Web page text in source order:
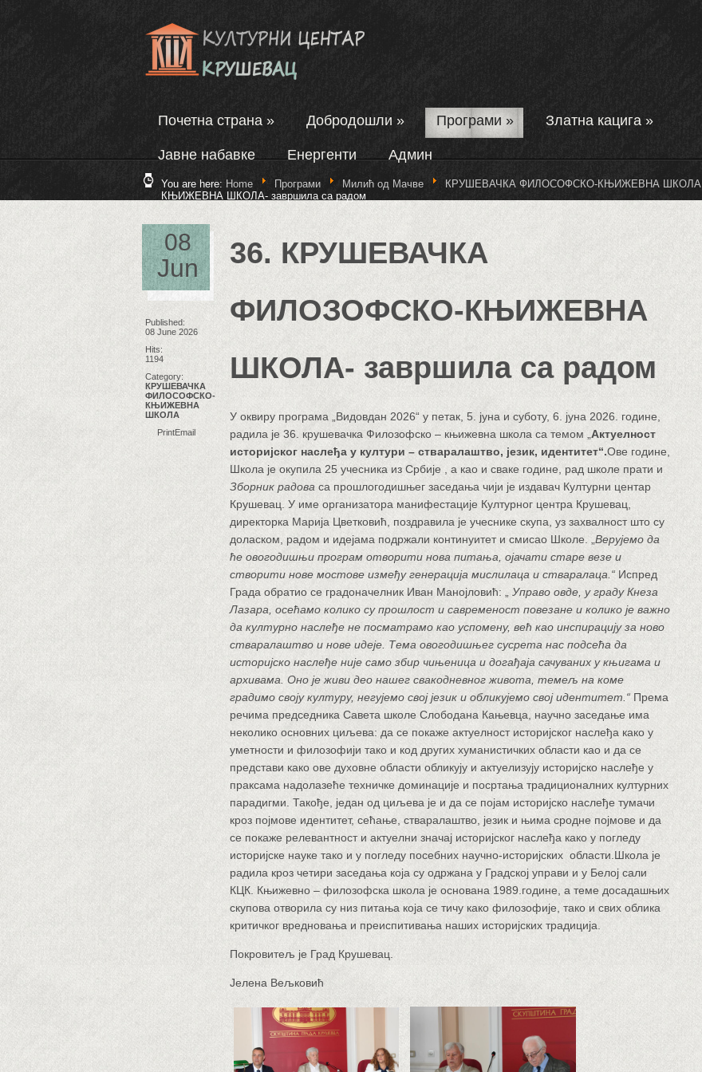
Почетна страна » Добродошли » Програми » Златна кацига »
Јавне набавке Енергенти Админ
You are here: Home Програми Милић од Мачве КРУШЕВАЧКА ФИЛОСОФСКО-КЊИЖЕВНА ШКОЛА
КЊИЖЕВНА ШКОЛА- завршила са радом
08
Jun
Published:
08 June 2026
Hits:
1194
Category:
КРУШЕВАЧКА
ФИЛОСОФСКО-
КЊИЖЕВНА
ШКОЛА
PrintEmail
36. КРУШЕВАЧКА
ФИЛОЗОФСКО-КЊИЖЕВНА
ШКОЛА- завршила са радом
У оквиру програма „Видовдан 2026“ у петак, 5. јуна и суботу, 6. јуна 2026. године,
радила је 36. крушевачка Филозофско – књижевна школа са темом „ Актуелност
историјског наслеђа у култури – стваралаштво, језик, идентитет“.Ове године,
Школа је окупила 25 учесника из Србије , а као и сваке године, рад школе прати и
Зборник радова са прошлогодишњег заседања чији је издавач Културни центар
Крушевац. У име организатора манифестације Културног центра Крушевац,
директорка Марија Цветковић, поздравила је учеснике скупа, уз захвалност што су
доласком, радом и идејама подржали континуитет и смисао Школе. „ Верујемо да
ће овогодишњи програм отворити нова питања, ојачати старе везе и
створити нове мостове између генерација мислилаца и стваралаца.“ Испред
Града обратио се градоначелник Иван Манојловић: „
Управо овде, у граду Кнеза
Лазара, осећамо колико су прошлост и савременост повезане и колико је важно
да културно наслеђе не посматрамо као успомену, већ као инспирацију за ново
стваралаштво и нове идеје. Тема овогодишњег сусрета нас подсећа да
историјско наслеђе није само збир чињеница и догађаја сачуваних у књигама и
архивама. Оно је живи део нашег свакодневног живота, темељ на коме
градимо своју културу, негујемо свој језик и обликујемо свој идентитет.“ Према
речима председника Савета школе Слободана Кањевца, научно заседање има
неколико основних циљева: да се покаже актуелност историјског наслеђа како у
уметности и филозофији тако и код других хуманистичких области као и да се
представи како ове духовне области обликују и актуелизују историјско наслеђе у
праксама надолазеће техничке доминације и посртања традиционалних културних
парадигми. Такође, један од циљева је и да се појам историјско наслеђе тумачи
кроз појмове идентитет, сећање, стваралаштво, језик и њима сродне појмове и да
се покаже релевантност и актуелни значај историјског наслеђа како у погледу
историјске науке тако и у погледу посебних научно-историјских области.Школа је
радила кроз четири заседања која су одржана у Градској управи и у Белој сали
КЦК. Књижевно – филозофска школа је основана 1989.године, а теме досадашњих
скупова отворила су низ питања која се тичу како филозофије, тако и свих облика
критичког вредновања и преиспитивања наших историјских традиција.
Покровитељ је Град Крушевац.
Јелена Вељковић